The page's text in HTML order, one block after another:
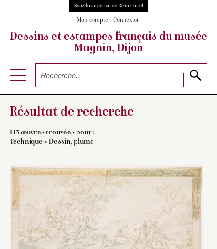
Sous la direction de Rémi Cariel
Mon compte Connexion
Dessins et estampes français du musée
Magnin, Dijon
Résultat de recherche
143 œuvres trouvées pour :
Technique = Dessin, plume